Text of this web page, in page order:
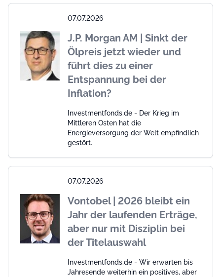
07.07.2026
J.P. Morgan AM | Sinkt der
Ölpreis jetzt wieder und
führt dies zu einer
Entspannung bei der
Inflation?
Investmentfonds.de - Der Krieg im
Mittleren Osten hat die
Energieversorgung der Welt empfindlich
gestört.
07.07.2026
Vontobel | 2026 bleibt ein
Jahr der laufenden Erträge,
aber nur mit Disziplin bei
der Titelauswahl
Investmentfonds.de - Wir erwarten bis
Jahresende weiterhin ein positives, aber